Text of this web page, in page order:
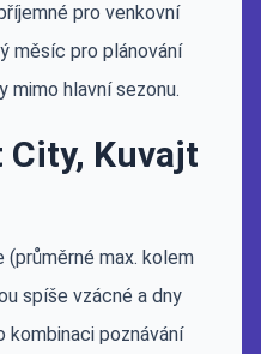
pro venkovní
měsíc pro plánování
hlavní sezonu.
City, Kuvajt
(průměrné max. kolem
spíše vzácné a dny
kombinaci poznávání